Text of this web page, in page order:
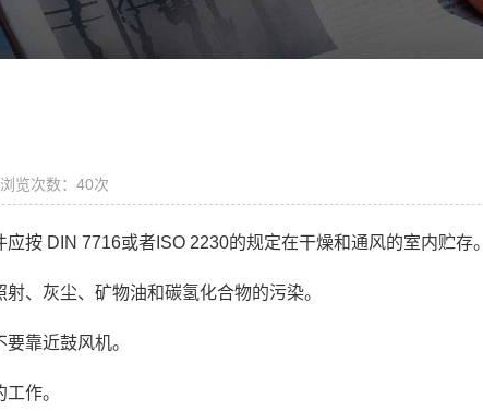
浏览次数：40次
按 DIN 7716或者ISO 2230的规定在干燥和通风的室内贮存。
灰尘、矿物油和碳氢化合物的污染。
靠近鼓风机。
作。